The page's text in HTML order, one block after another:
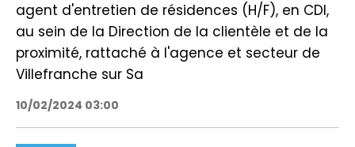
agent d'entretien de résidences (H/F), en CDI,
au sein de la Direction de la clientèle et de la
proximité, rattaché à l'agence et secteur de
Villefranche sur Sa
10/02/2024 03:00